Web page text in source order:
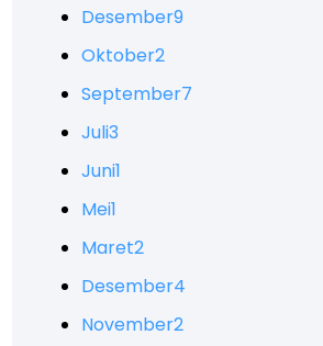
Desember9
Oktober2
September7
Juli3
Juni1
Mei1
Maret2
Desember4
November2